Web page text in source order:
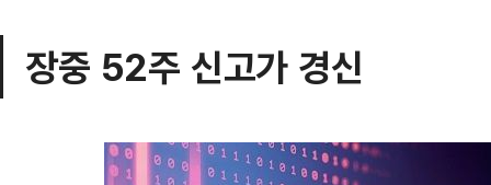
장중 52주 신고가 경신